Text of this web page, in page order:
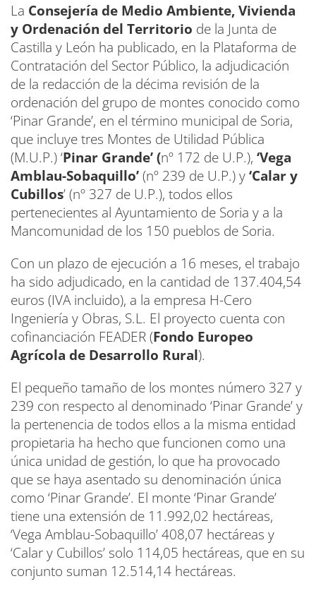
La Consejería de Medio Ambiente, Vivienda
y Ordenación del Territorio de la Junta de
Castilla y León ha publicado, en la Plataforma de
Contratación del Sector Público, la adjudicación
de la redacción de la décima revisión de la
ordenación del grupo de montes conocido como
‘Pinar Grande’, en el término municipal de Soria,
que incluye tres Montes de Utilidad Pública
(M.U.P.) ‘Pinar Grande’ (nº 172 de U.P.), ‘Vega
Amblau-Sobaquillo’(nº 239 de U.P.) y‘Calar y
Cubillos’ (nº 327 de U.P.), todos ellos
pertenecientes al Ayuntamiento de Soria y a la
Mancomunidad de los 150 pueblos de Soria.
Con un plazo de ejecución a 16 meses, el trabajo
ha sido adjudicado, en la cantidad de 137.404,54
euros (IVA incluido), a la empresa H-Cero
Ingeniería y Obras, S.L. El proyecto cuenta con
cofinanciación FEADER (Fondo Europeo
Agrícola de Desarrollo Rural).
El pequeño tamaño de los montes número 327 y
239 con respecto al denominado ‘Pinar Grande’ y
la pertenencia de todos ellos a la misma entidad
propietaria ha hecho que funcionen como una
única unidad de gestión, lo que ha provocado
que se haya asentado su denominación única
como ‘Pinar Grande’. El monte ‘Pinar Grande’
tiene una extensión de 11.992,02 hectáreas,
‘Vega Amblau-Sobaquillo’ 408,07 hectáreas y
‘Calar y Cubillos’ solo 114,05 hectáreas, que en su
conjunto suman 12.514,14 hectáreas.